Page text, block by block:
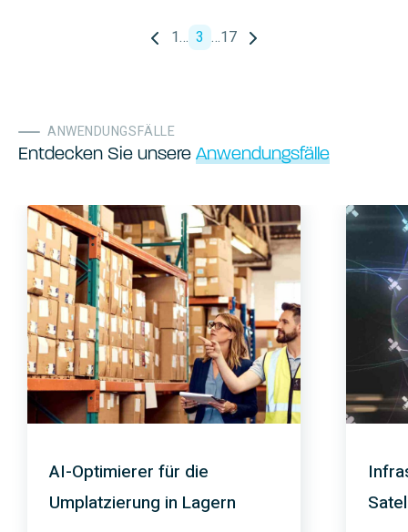
1… 3 …17
ANWENDUNGSFÄLLE
Entdecken Sie unsere Anwendungsfälle
AI-Optimierer für die
Umplatzierung in Lagern